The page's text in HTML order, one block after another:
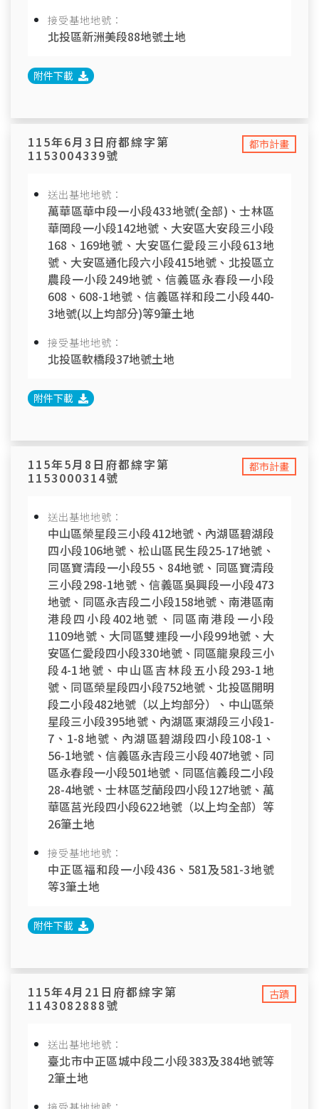
接受基地地號：
北投區新洲美段88地號土地
附件下載
都市計畫
115年6月3日府都綜字第
1153004339號
送出基地地號：
萬華區華中段一小段433地號(全部)、士林區
華岡段一小段142地號、大安區大安段三小段
168、169地號、大安區仁愛段三小段613地
號、大安區通化段六小段415地號、北投區立
農段一小段249地號、信義區永春段一小段
608、608-1地號、信義區祥和段二小段440-
3地號(以上均部分)等9筆土地
接受基地地號：
北投區軟橋段37地號土地
附件下載
都市計畫
115年5月8日府都綜字第
1153000314號
送出基地地號：
中山區榮星段三小段412地號、內湖區碧湖段
四小段106地號、松山區民生段25-17地號、
同區寶清段一小段55、84地號、同區寶清段
三小段298-1地號、信義區吳興段一小段473
地號、同區永吉段二小段158地號、南港區南
港段四小段402地號、同區南港段一小段
1109地號、大同區雙連段一小段99地號、大
安區仁愛段四小段330地號、同區龍泉段三小
段4-1地號、中山區吉林段五小段293-1地
號、同區榮星段四小段752地號、北投區開明
段二小段482地號（以上均部分）、中山區榮
星段三小段395地號、內湖區東湖段三小段1-
7、1-8地號、內湖區碧湖段四小段108-1、
56-1地號、信義區永吉段三小段407地號、同
區永春段一小段501地號、同區信義段二小段
28-4地號、士林區芝蘭段四小段127地號、萬
華區莒光段四小段622地號（以上均全部）等
26筆土地
接受基地地號：
中正區福和段一小段436、581及581-3地號
等3筆土地
附件下載
古蹟
115年4月21日府都綜字第
1143082888號
送出基地地號：
臺北市中正區城中段二小段383及384地號等
2筆土地